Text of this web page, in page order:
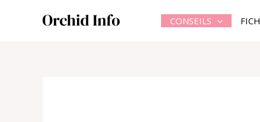
CONSEILS